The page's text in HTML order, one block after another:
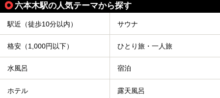
六本木駅の人気テーマから探す
駅近（徒歩10分以内） サウナ
格安（1,000円以下） ひとり旅・一人旅
水風呂 宿泊
ホテル 露天風呂